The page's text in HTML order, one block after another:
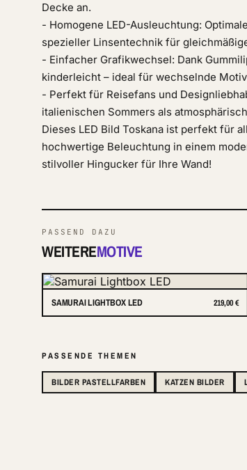
Decke an.
- Homogene LED-Ausleuchtung:
spezieller Linsentechnik für
- Einfacher Grafikwechsel: Dank
kinderleicht – ideal für wechselnde
- Perfekt für Reisefans und
italienischen Sommers als
Dieses LED Bild Toskana ist perfekt für
hochwertige Beleuchtung in einem
stilvoller Hingucker für Ihre Wand!
PASSEND DAZU
WEITEREMOTIVE
SAMURAI LIGHTBOX LED 219,00 €
PASSENDE THEMEN
BILDER PASTELLFARBEN KATZEN BILDER